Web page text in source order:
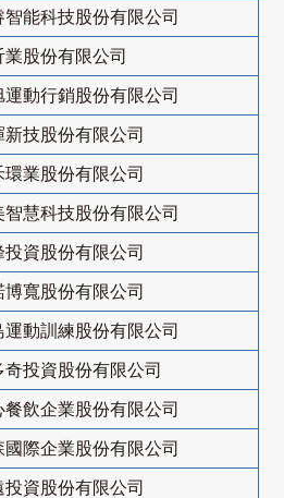
智能科技股份有限公司
業股份有限公司
運動行銷股份有限公司
新技股份有限公司
環業股份有限公司
智慧科技股份有限公司
投資股份有限公司
博寬股份有限公司
運動訓練股份有限公司
奇投資股份有限公司
餐飲企業股份有限公司
國際企業股份有限公司
投資股份有限公司